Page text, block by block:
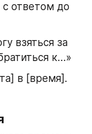
с ответом до
взяться за
к…»
в [время].